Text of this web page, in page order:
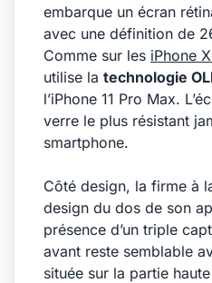
embarque un écran
avec une définition de
Comme sur les iPhone
utilise la technologie
l’iPhone 11 Pro Max.
verre le plus résistant
smartphone.
Côté design, la firme à
design du dos de son
présence d’un triple
avant reste semblable
située sur la partie